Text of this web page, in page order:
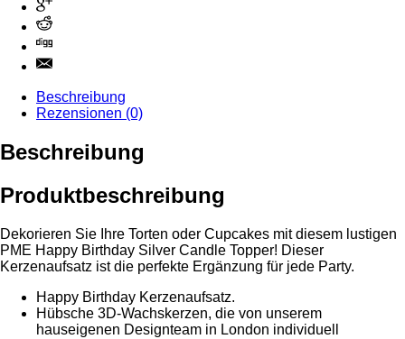
Beschreibung
Rezensionen (0)
Beschreibung
Produktbeschreibung
Dekorieren Sie Ihre Torten oder Cupcakes mit diesem lustigen
PME Happy Birthday Silver Candle Topper! Dieser
Kerzenaufsatz ist die perfekte Ergänzung für jede Party.
Happy Birthday Kerzenaufsatz.
Hübsche 3D-Wachskerzen, die von unserem
hauseigenen Designteam in London individuell